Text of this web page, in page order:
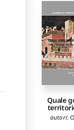
Quale
autori: